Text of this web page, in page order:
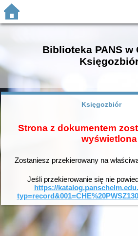
Biblioteka PANS w
Księgozbiór
Strona z dokumentem
wyświetlona
Zostaniesz przekierowany na
Jeśli przekierowanie się nie
https://